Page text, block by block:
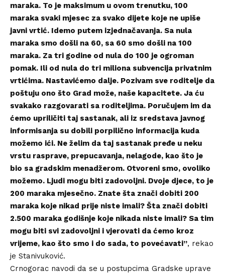
maraka. To je maksimum u ovom trenutku, 100
maraka svaki mjesec za svako dijete koje ne upiše
javni vrtić. Idemo putem izjednačavanja. Sa nula
maraka smo došli na 60, sa 60 smo došli na 100
maraka. Za tri godine od nula do 100 je ogroman
pomak. Ili od nula do tri miliona subvencija privatnim
vrtićima. Nastavićemo dalje. Pozivam sve roditelje da
poštuju ono što Grad može, naše kapacitete. Ja ću
svakako razgovarati sa roditeljima. Poručujem im da
ćemo upriličiti taj sastanak, ali iz sredstava javnog
informisanja su dobili porpilično informacija kuda
možemo ići. Ne želim da taj sastanak pređe u neku
vrstu rasprave, prepucavanja, nelagode, kao što je
bio sa gradskim menadžerom. Otvoreni smo, ovoliko
možemo. Ljudi mogu biti zadovoljni. Dvoje djece, to je
200 maraka mjesečno. Znate šta znači dobiti 200
maraka koje nikad prije niste imali? Šta znači dobiti
2.500 maraka godišnje koje nikada niste imali? Sa tim
mogu biti svi zadovoljni i vjerovati da ćemo kroz
vrijeme, kao što smo i do sada, to povećavati”, rekao
je Stanivuković.
Crnogorac navodi da se u postupcima Gradske uprave